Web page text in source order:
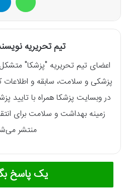
تیم تحریریه
اعضای تیم تحریریه "پزشکا"
پزشکی و سلامت، سابقه و اطلاعات
در وبسایت پزشکا همراه با
زمینه بهداشت و سلامت برای
منتشر
یک پاسخ